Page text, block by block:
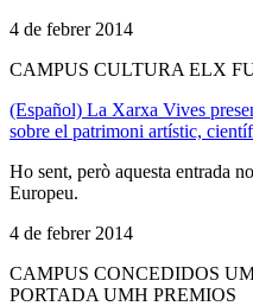
4 de febrer 2014
CAMPUS CULTURA ELX
(Español) La Xarxa Vives
sobre el patrimoni artístic,
Ho sent, però aquesta entrada
Europeu.
4 de febrer 2014
CAMPUS CONCEDIDOS
PORTADA UMH PREMIOS